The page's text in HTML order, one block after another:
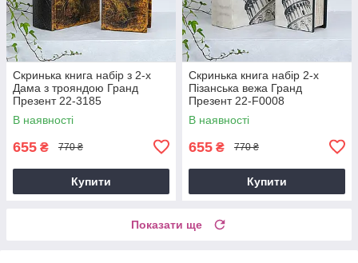
Скринька книга набір з 2-х
Дама з трояндою Гранд
Презент 22-3185
В наявності
655 ₴ 770 ₴
Купити
Скринька книга набір 2-х
Пізанська вежа Гранд
Презент 22-F0008
В наявності
655 ₴ 770 ₴
Купити
Показати ще